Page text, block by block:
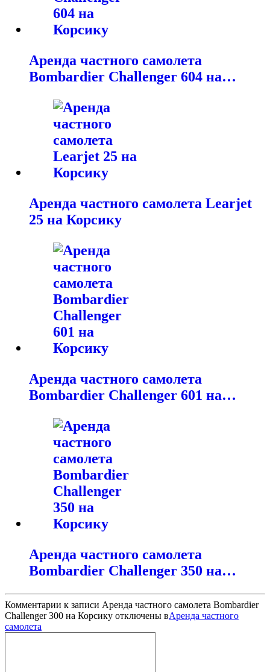
Аренда частного самолета
Bombardier Challenger 604 на…
Аренда частного самолета Learjet
25 на Корсику
Аренда частного самолета
Bombardier Challenger 601 на…
Аренда частного самолета
Bombardier Challenger 350 на…
Комментарии к записи Аренда частного самолета Bombardier
Challenger 300 на Корсику отключены вАренда частного
самолета